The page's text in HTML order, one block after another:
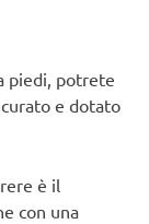
piedi, potrete
curato e dotato
è il
con una